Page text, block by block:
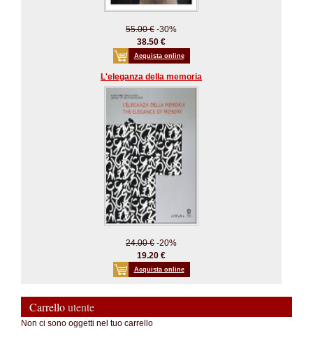
55.00 € -30%
38.50 €
Acquista online
L'eleganza della memoria
24.00 € -20%
19.20 €
Acquista online
Carrelloutente
Non ci sono oggetti nel tuo carrello